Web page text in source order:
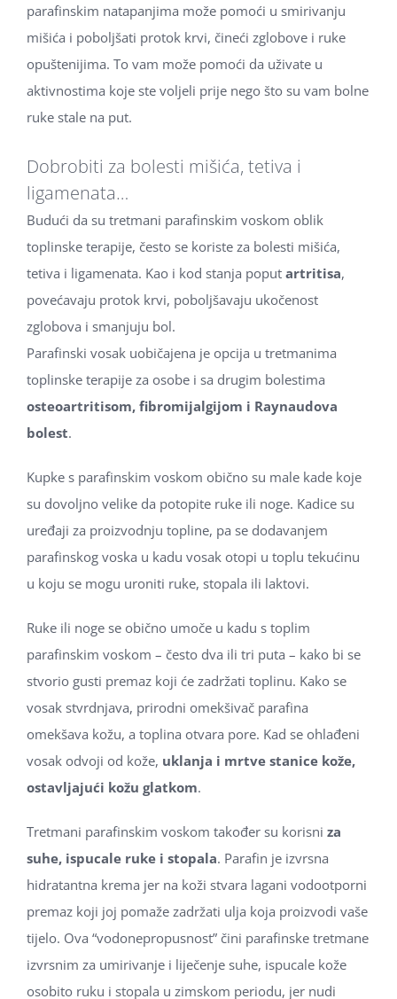
parafinskim natapanjima može pomoći u smirivanju
mišića i poboljšati protok krvi, čineći zglobove i ruke
opuštenijima. To vam može pomoći da uživate u
aktivnostima koje ste voljeli prije nego što su vam bolne
ruke stale na put.
Dobrobiti za bolesti mišića, tetiva i
ligamenata…
Budući da su tretmani parafinskim voskom oblik
toplinske terapije, često se koriste za bolesti mišića,
tetiva i ligamenata. Kao i kod stanja poput artritisa,
povećavaju protok krvi, poboljšavaju ukočenost
zglobova i smanjuju bol.
Parafinski vosak uobičajena je opcija u tretmanima
toplinske terapije za osobe i sa drugim bolestima
osteoartritisom, fibromijalgijom i Raynaudova
bolest.
Kupke s parafinskim voskom obično su male kade koje
su dovoljno velike da potopite ruke ili noge. Kadice su
uređaji za proizvodnju topline, pa se dodavanjem
parafinskog voska u kadu vosak otopi u toplu tekućinu
u koju se mogu uroniti ruke, stopala ili laktovi.
Ruke ili noge se obično umoče u kadu s toplim
parafinskim voskom – često dva ili tri puta – kako bi se
stvorio gusti premaz koji će zadržati toplinu. Kako se
vosak stvrdnjava, prirodni omekšivač parafina
omekšava kožu, a toplina otvara pore. Kad se ohlađeni
vosak odvoji od kože, uklanja i mrtve stanice kože,
ostavljajući kožu glatkom.
Tretmani parafinskim voskom također su korisni za
suhe, ispucale ruke i stopala. Parafin je izvrsna
hidratantna krema jer na koži stvara lagani vodootporni
premaz koji joj pomaže zadržati ulja koja proizvodi vaše
tijelo. Ova “vodonepropusnost” čini parafinske tretmane
izvrsnim za umirivanje i liječenje suhe, ispucale kože
osobito ruku i stopala u zimskom periodu, jer nudi